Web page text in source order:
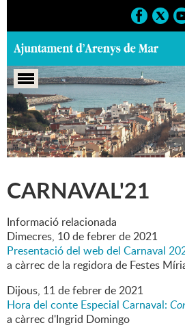
Portada > Marcs > 2021 > Festes >
CARNAVAL'21
Informació relacionada
Dimecres, 10defebrerde2021
Presentació del web del Carnaval
a càrrec de la regidora de Festes
Dijous, 11defebrerde2021
Hora del conte Especial Carnaval:
a càrrec d'Ingrid Domingo